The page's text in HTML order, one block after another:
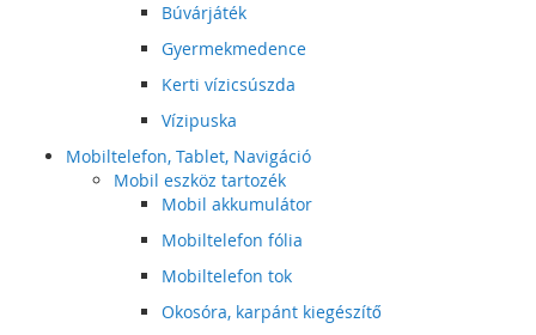
Búvárjáték
Gyermekmedence
Kerti vízicsúszda
Vízipuska
Mobiltelefon, Tablet, Navigáció
Mobil eszköz tartozék
Mobil akkumulátor
Mobiltelefon fólia
Mobiltelefon tok
Okosóra, karpánt kiegészítő